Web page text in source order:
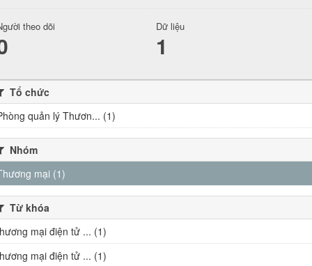
theo dõi Dữ liệu
1
Tổ chức
quản lý Thươn... (1)
Nhóm
mại (1)
Từ khóa
mại điện tử ... (1)
mại điện tử ... (1)